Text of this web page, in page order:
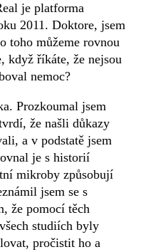
je platforma
2011. Doktore, jsem
toho můžeme rovnou
když říkáte, že nejsou
nemoc?
Prozkoumal jsem
že našli důkazy
a v podstatě jsem
je s historií
mikroby způsobují
jsem se s
že pomocí těch
studiích byly
pročistit ho a